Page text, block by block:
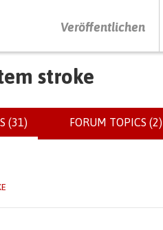
Veröffentlichen
UM DIE SUCHE ZU STARTEN
stroke
(31)(ACTIVE
TAB)
FORUM TOPICS (2)